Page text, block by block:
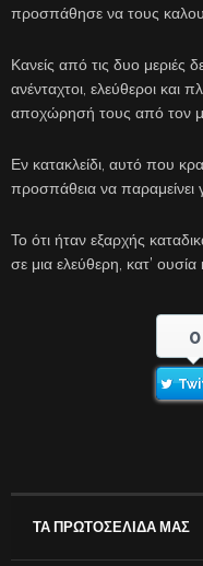
προσπάθησε να τους
Κανείς από τις δυο μεριές
ανένταχτοι, ελεύθεροι και
αποχώρησή τους από τον
Εν κατακλείδι, αυτό που
προσπάθεια να παραμείνει
Το ότι ήταν εξαρχής
σε μια ελεύθερη, κατ’
0
ΤΑ ΠΡΩΤΟΣΕΛΙΔΑ ΜΑΣ